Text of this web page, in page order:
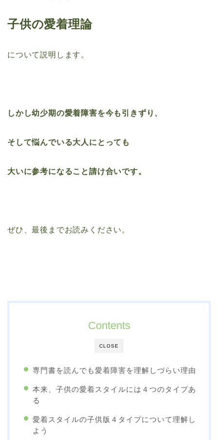
子供の愛着理論
について説明します。
しかし幼少期の愛着障害を今も引きずり、
そして悩んでいる大人にとっても
大いに参考になること請け合いです。
ぜひ、最後までお読みください。
CLOSE
Contents
専門書を読んでも愛着障害を理解しづらい理由
本来、子供の愛着スタイルには４つのタイプあ
る
愛着スタイルの子供版４タイプについて理解し
よう